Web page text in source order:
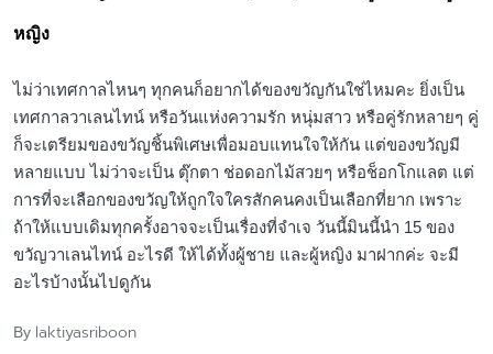
หญิง
ไม่ว่าเทศกาลไหนๆ ทุกคนก็อยากได้ของขวัญกันใช่ไหมคะ ยิ่งเป็น
เทศกาลวาเลนไทน์ หรือวันแห่งความรัก หนุ่มสาว หรือคู่รักหลายๆ คู่
ก็จะเตรียมของขวัญชิ้นพิเศษเพื่อมอบแทนใจให้กัน แต่ของขวัญมี
หลายแบบ ไม่ว่าจะเป็น ตุ๊กตา ช่อดอกไม้สวยๆ หรือช็อกโกแลต แต่
การที่จะเลือกของขวัญให้ถูกใจใครสักคนคงเป็นเลือกที่ยาก เพราะ
ถ้าให้แบบเดิมทุกครั้งอาจจะเป็นเรื่องที่จำเจ วันนี้มินนี้นำ 15 ของ
ขวัญวาเลนไทน์ อะไรดี ให้ได้ทั้งผู้ชาย และผู้หญิง มาฝากค่ะ จะมี
อะไรบ้างนั้นไปดูกัน
Posted
By laktiyasriboon